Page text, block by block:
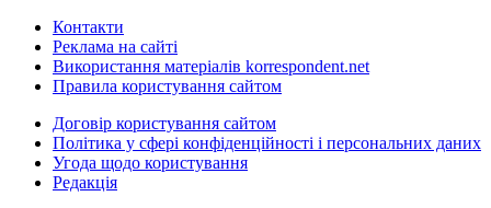
Контакти
Реклама на сайті
Використання матеріалів korrespondent.net
Правила користування сайтом
Договір користування сайтом
Політика у сфері конфіденційності і персональних даних
Угода щодо користування
Редакція